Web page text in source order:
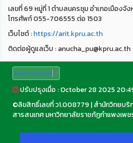
เลขที่ 69 หมู่ที่ 1 ตำบลนครชุม อำเภอเมือง
โทรศัพท์ 055-706555 ต่อ 1503
เว็บไชต์ :https://arit.kpru.ac.th
ติดต่อผู้ดูแลเว็บ : anucha_pu@kpru.ac.th
Select Language ▼
ปรับปรุงเมื่อ : October 28 2025
©ลิขสิทธิ์เลขที่ ว1.008779 |สำนักวิทยบริ
สารสนเทศ มหาวิทยาลัยราชภัฏกำแพงเพช